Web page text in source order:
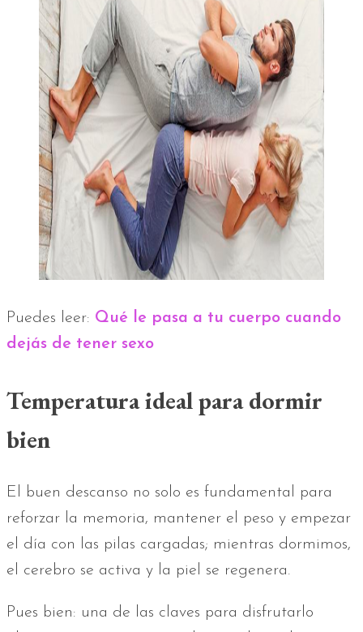
Puedes leer: Qué le pasa a tu cuerpo cuando
dejás de tener sexo
Temperatura ideal para dormir
bien
El buen descanso no solo es fundamental para
reforzar la memoria, mantener el peso y empezar
el día con las pilas cargadas; mientras dormimos,
el cerebro se activa y la piel se regenera.
Pues bien: una de las claves para disfrutarlo